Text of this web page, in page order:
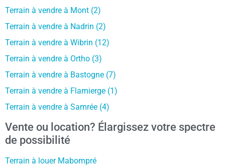
Terrain à vendre à Mont (2)
Terrain à vendre à Nadrin (2)
Terrain à vendre à Wibrin (12)
Terrain à vendre à Ortho (3)
Terrain à vendre à Bastogne (7)
Terrain à vendre à Flamierge (1)
Terrain à vendre à Samrée (4)
Vente ou location? Élargissez votre spectre
de possibilité
Terrain à louer Mabompré